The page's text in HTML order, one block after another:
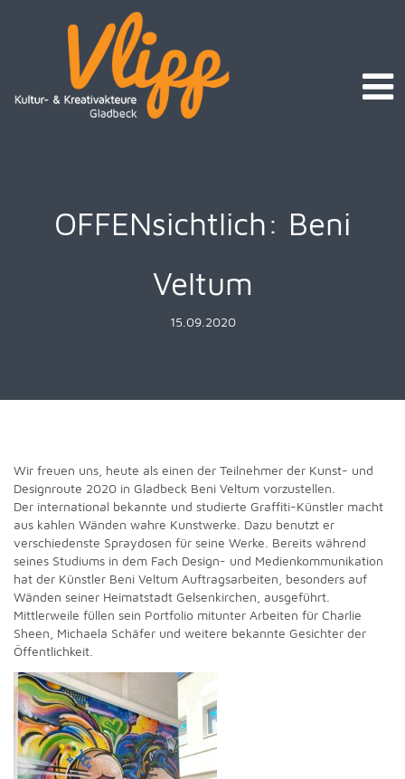
OFFENsichtlich: Beni
Veltum
15.09.2020
Wir freuen uns, heute als einen der Teilnehmer der Kunst- und
Designroute 2020 in Gladbeck Beni Veltum vorzustellen.
Der international bekannte und studierte Graffiti-Künstler macht
aus kahlen Wänden wahre Kunstwerke. Dazu benutzt er
verschiedenste Spraydosen für seine Werke. Bereits während
seines Studiums in dem Fach Design- und Medienkommunikation
hat der Künstler Beni Veltum Auftragsarbeiten, besonders auf
Wänden seiner Heimatstadt Gelsenkirchen, ausgeführt.
Mittlerweile füllen sein Portfolio mitunter Arbeiten für Charlie
Sheen, Michaela Schäfer und weitere bekannte Gesichter der
Öffentlichkeit.